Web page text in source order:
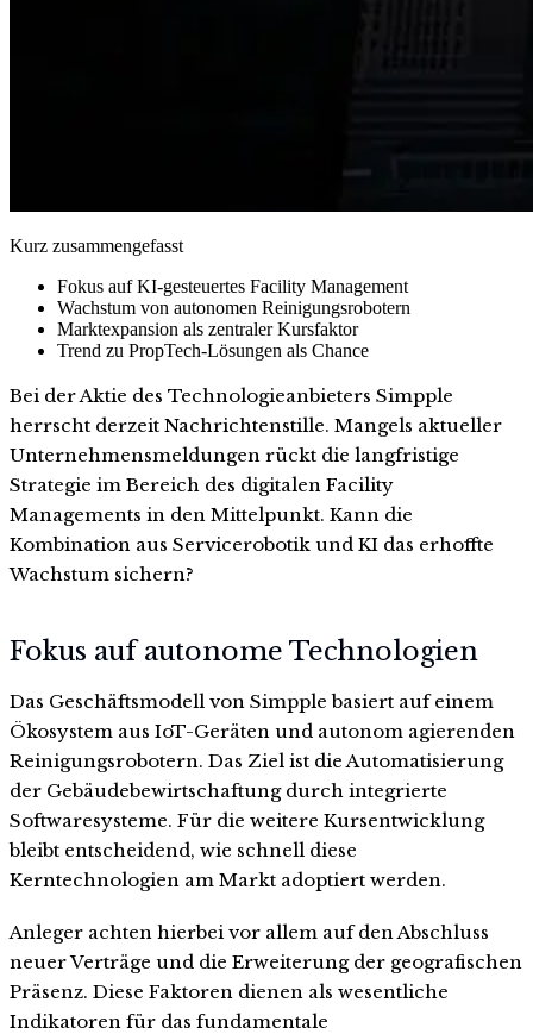
Kurz zusammengefasst
Fokus auf KI-gesteuertes Facility Management
Wachstum von autonomen Reinigungsrobotern
Marktexpansion als zentraler Kursfaktor
Trend zu PropTech-Lösungen als Chance
Bei der Aktie des Technologieanbieters Simpple
herrscht derzeit Nachrichtenstille. Mangels aktueller
Unternehmensmeldungen rückt die langfristige
Strategie im Bereich des digitalen Facility
Managements in den Mittelpunkt. Kann die
Kombination aus Servicerobotik und KI das erhoffte
Wachstum sichern?
Fokus auf autonome Technologien
Das Geschäftsmodell von Simpple basiert auf einem
Ökosystem aus IoT-Geräten und autonom agierenden
Reinigungsrobotern. Das Ziel ist die Automatisierung
der Gebäudebewirtschaftung durch integrierte
Softwaresysteme. Für die weitere Kursentwicklung
bleibt entscheidend, wie schnell diese
Kerntechnologien am Markt adoptiert werden.
Anleger achten hierbei vor allem auf den Abschluss
neuer Verträge und die Erweiterung der geografischen
Präsenz. Diese Faktoren dienen als wesentliche
Indikatoren für das fundamentale